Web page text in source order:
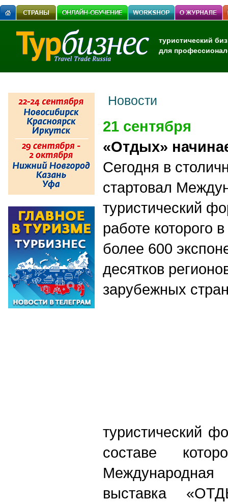
туристический
для
Новости
21 сентября
«Отдых»
Сегодня в
стартовал
туристический
работе которого
более 600
десятков
зарубежных
туристический
составе
выставка